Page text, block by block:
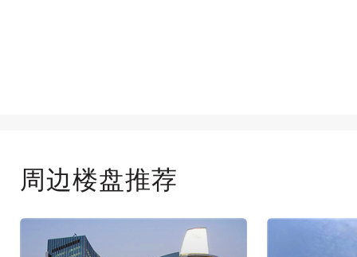
周边楼盘推荐